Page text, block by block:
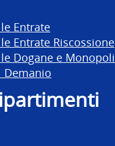
Entrate
Entrate Riscossione
Dogane e Monopoli
Demanio